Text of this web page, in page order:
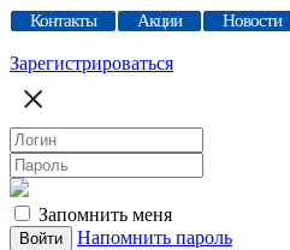
Контакты Акции Новости
Зарегистрироваться
Запомнить меня
Напомнить пароль